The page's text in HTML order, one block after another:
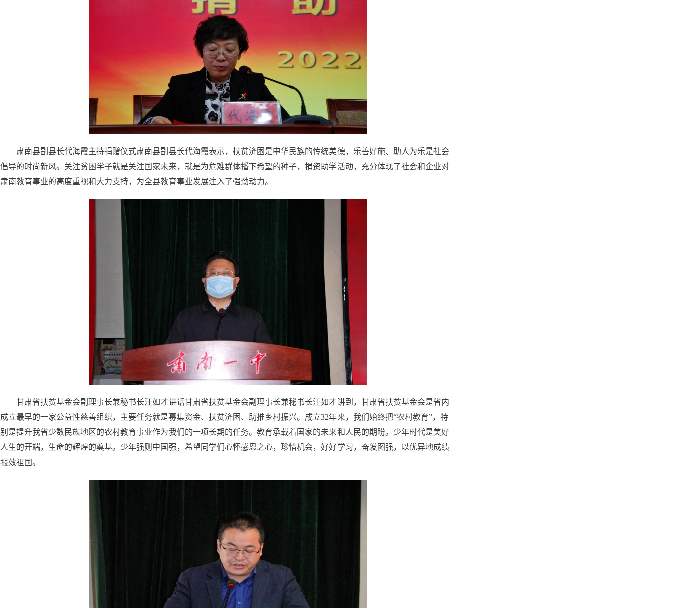
肃南县副县长代海霞主持捐赠仪式肃南县副县长代海霞表示，扶贫济困是中华民族的传统美德，乐善好施、助人为乐是社会
倡导的时尚新风。关注贫困学子就是关注国家未来，就是为危难群体播下希望的种子，捐资助学活动，充分体现了社会和企业对
肃南教育事业的高度重视和大力支持，为全县教育事业发展注入了强劲动力。
甘肃省扶贫基金会副理事长兼秘书长汪如才讲话甘肃省扶贫基金会副理事长兼秘书长汪如才讲到，甘肃省扶贫基金会是省内
成立最早的一家公益性慈善组织，主要任务就是募集资金、扶贫济困、助推乡村振兴。成立32年来，我们始终把“农村教育”，特
别是提升我省少数民族地区的农村教育事业作为我们的一项长期的任务。教育承载着国家的未来和人民的期盼。少年时代是美好
人生的开端，生命的辉煌的奠基。少年强则中国强，希望同学们心怀感恩之心，珍惜机会，好好学习，奋发图强，以优异地成绩
报效祖国。